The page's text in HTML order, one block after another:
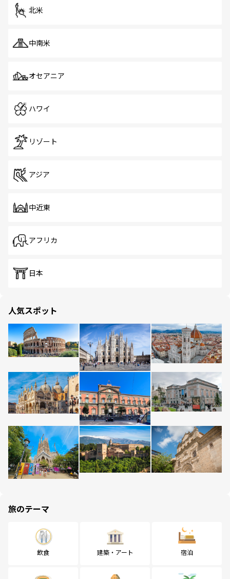
北米
中南米
オセアニア
ハワイ
リゾート
アジア
中近東
アフリカ
日本
人気スポット
旅のテーマ
飲食 建築・アート 宿泊